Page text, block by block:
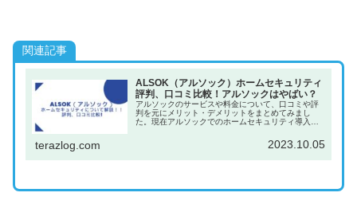
関連記事
ALSOK（アルソック）ホームセキュリティ
評判、口コミ比較！アルソックはやばい？
アルソックのサービスや料金について、口コミや評
判を元にメリット・デメリットをまとめてみまし
た。現在アルソックでのホームセキュリティ導入を
ご参考になれば幸いです。＼資料請求はこちら／
terazlog.com 2023.10.05